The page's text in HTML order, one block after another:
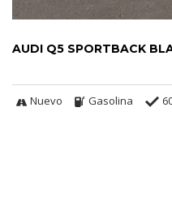
Nuevo Gasolina